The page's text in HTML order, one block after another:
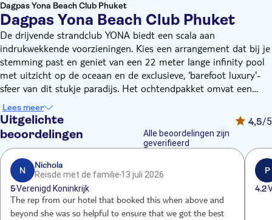
Dagpas Yona Beach Club Phuket
Dagpas Yona Beach Club Phuket
De drijvende strandclub YONA biedt een scala aan
indrukwekkende voorzieningen. Kies een arrangement dat bij je
stemming past en geniet van een 22 meter lange infinity pool
met uitzicht op de oceaan en de exclusieve, ‘barefoot luxury'-
sfeer van dit stukje paradijs. Het ochtendpakket omvat een
relaxte sfeer met zachte muziek en is geschikt voor kinderen
vanaf vier jaar. Het middagpakket zorgt voor een partysfeer
met live-dj's en artiesten, dus dit is alleen voor volwassenen.
De strandclub biedt ook een damespakket aan, dat exclusief
voor vrouwen is. Elk pakket is inclusief een welkomstdrankje en
een tegoed om aan eten en drinken te besteden. Er is ook de
mogelijkheid om optionele extra's toe te voegen, zoals een
cabana om samen met vrienden te genieten en een ligbed aan
het zwembad om van de zon te genieten.
Lees meer
Uitgelichte
beoordelingen
4,5/5
Alle beoordelingen zijn
geverifieerd
N
Nichola
Reisde met de familie 13 juli 2026
5Verenigd Koninkrijk
The rep from our hotel that booked this when above and
beyond she was so helpful to ensure that we got the best
P
4.2